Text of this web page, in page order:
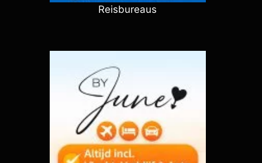
Reisbureaus